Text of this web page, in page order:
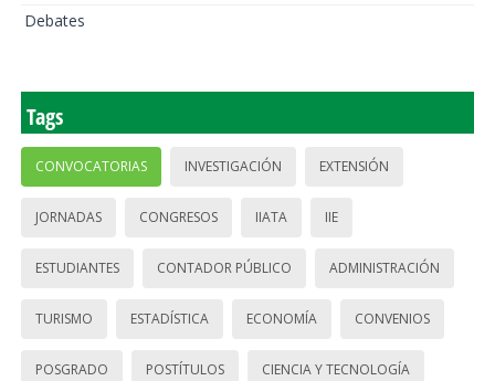
Debates
Tags
CONVOCATORIAS INVESTIGACIÓN EXTENSIÓN
JORNADAS CONGRESOS IIATA IIE
ESTUDIANTES CONTADOR PÚBLICO ADMINISTRACIÓN
TURISMO ESTADÍSTICA ECONOMÍA CONVENIOS
POSGRADO POSTÍTULOS CIENCIA Y TECNOLOGÍA